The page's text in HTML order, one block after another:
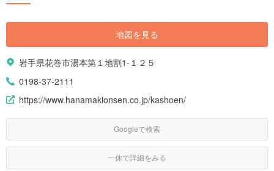
地図を見る
岩手県花巻市湯本第１地割1-１２５
0198-37-2111
https://www.hanamakionsen.co.jp/kashoen/
Googleで検索
一休で詳細をみる